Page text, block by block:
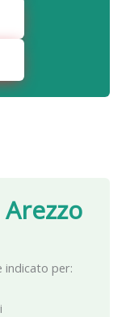
Arezzo
indicato per: